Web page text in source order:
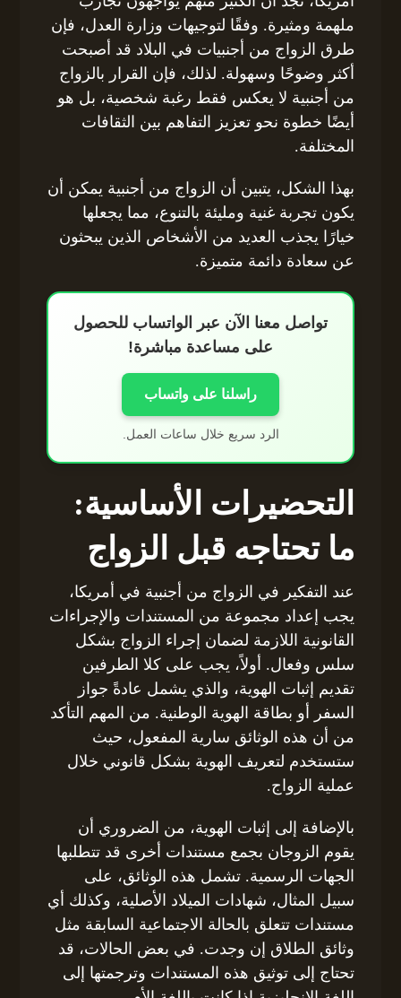
ملهمة ومثيرة. وفقًا لتوجيهات وزارة العدل، فإن
طرق الزواج من أجنبيات في البلاد قد أصبحت
أكثر وضوحًا وسهولة. لذلك، فإن القرار بالزواج
من أجنبية لا يعكس فقط رغبة شخصية، بل هو
أيضًا خطوة نحو تعزيز التفاهم بين الثقافات
المختلفة.
بهذا الشكل، يتبين أن الزواج من أجنبية يمكن أن
يكون تجربة غنية ومليئة بالتنوع، مما يجعلها
خيارًا يجذب العديد من الأشخاص الذين يبحثون
عن سعادة دائمة متميزة.
تواصل معنا الآن عبر الواتساب للحصول
على مساعدة مباشرة!
راسلنا على واتساب
الرد سريع خلال ساعات العمل.
التحضيرات الأساسية:
ما تحتاجه قبل الزواج
عند التفكير في الزواج من أجنبية في أمريكا،
يجب إعداد مجموعة من المستندات والإجراءات
القانونية اللازمة لضمان إجراء الزواج بشكل
سلس وفعال. أولاً، يجب على كلا الطرفين
تقديم إثبات الهوية، والذي يشمل عادةً جواز
السفر أو بطاقة الهوية الوطنية. من المهم التأكد
من أن هذه الوثائق سارية المفعول، حيث
ستستخدم لتعريف الهوية بشكل قانوني خلال
عملية الزواج.
بالإضافة إلى إثبات الهوية، من الضروري أن
يقوم الزوجان بجمع مستندات أخرى قد تتطلبها
الجهات الرسمية. تشمل هذه الوثائق، على
سبيل المثال، شهادات الميلاد الأصلية، وكذلك أي
مستندات تتعلق بالحالة الاجتماعية السابقة مثل
وثائق الطلاق إن وجدت. في بعض الحالات، قد
تحتاج إلى توثيق هذه المستندات وترجمتها إلى